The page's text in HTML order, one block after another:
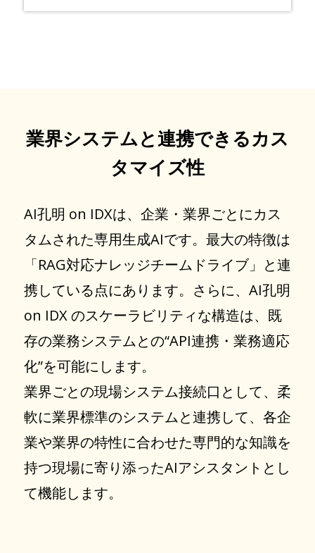
業界システムと連携できるカス
タマイズ性
AI孔明 on IDXは、企業・業界ごとにカス
タムされた専用生成AIです。最大の特徴は
「RAG対応ナレッジチームドライブ」と連
携している点にあります。さらに、AI孔明
on IDX のスケーラビリティな構造は、既
存の業務システムとの“API連携・業務適応
化”を可能にします。
業界ごとの現場システム接続口として、柔
軟に業界標準のシステムと連携して、各企
業や業界の特性に合わせた専門的な知識を
持つ現場に寄り添ったAIアシスタントとし
て機能します。